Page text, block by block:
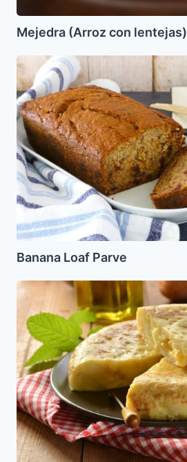
Mejedra (Arroz con lentejas)
Banana
Loaf
Parve
Banana Loaf Parve
Tortilla
Papa
(Tortilla
Española)